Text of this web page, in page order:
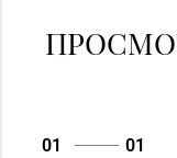
01 01